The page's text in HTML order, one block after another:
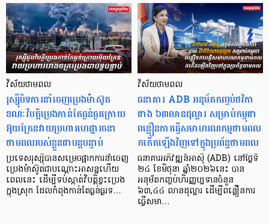
វិស័យថាមពល
រុស្ស៊ីបិទការនាំចេញប្រេងម៉ាស៊ូត
ខណៈវិបត្តិប្រេងកាន់តែធ្ងន់ធ្ងរក្រោយ
អ៊ុយក្រែនវាយប្រហារហេដ្ឋារចនា
ថាមពលរបស់ខ្លួនជាបន្តបន្ទាប់
ប្រទេសរុស្ស៊ីបានសម្រេចផ្អាកការនាំចេញ
ប្រេងម៉ាស៊ូតជាបណ្តោះអាសន្នហើយ
ពេល​នេះ ​ដើម្បីទប់ស្កាត់វិបត្តិខ្វះប្រេង
ក្នុងស្រុក ដែលកំពុងកាន់តែធ្ងន់ធ្ងរទ…
វិស័យថាមពល
ធនាគារ ADB អនុម័តកញ្ចប់ថវិកា
ជាង ៦៣លានដុល្លារ សម្រាប់កម្ពុជា
ពន្លឿនការធ្វើ​សមាហរណកម្មថាមពល​
កកើតឡើងវិញទៅក្នុងប្រព័ន្ធថាមពល
ធនាគារអភិវឌ្ឍន៍អាស៊ី (ADB) នៅថ្ងៃទី
២៤ ខែមិថុនា ឆ្នាំ២០២៦នេះ បាន
អនុម័តកញ្ចប់​ហិរញ្ញប្បទានចំនួន
៦៣,៤៤ លានដុល្លារ ដើម្បីពន្លឿនការ
ធ្វើសមា…